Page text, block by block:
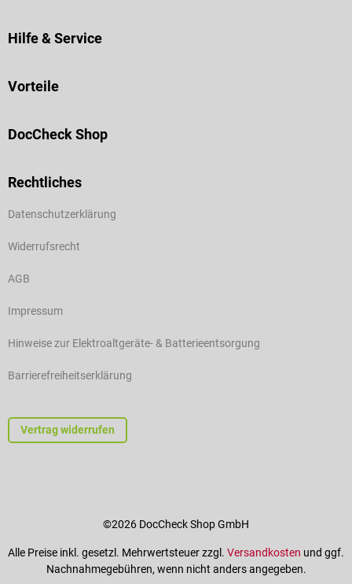
Hilfe & Service
Vorteile
DocCheck Shop
Rechtliches
Datenschutzerklärung
Widerrufsrecht
AGB
Impressum
Hinweise zur Elektroaltgeräte- & Batterieentsorgung
Barrierefreiheitserklärung
Vertrag widerrufen
©2026 DocCheck Shop GmbH
Alle Preise inkl. gesetzl. Mehrwertsteuer zzgl. Versandkosten und ggf.
Nachnahmegebühren, wenn nicht anders angegeben.